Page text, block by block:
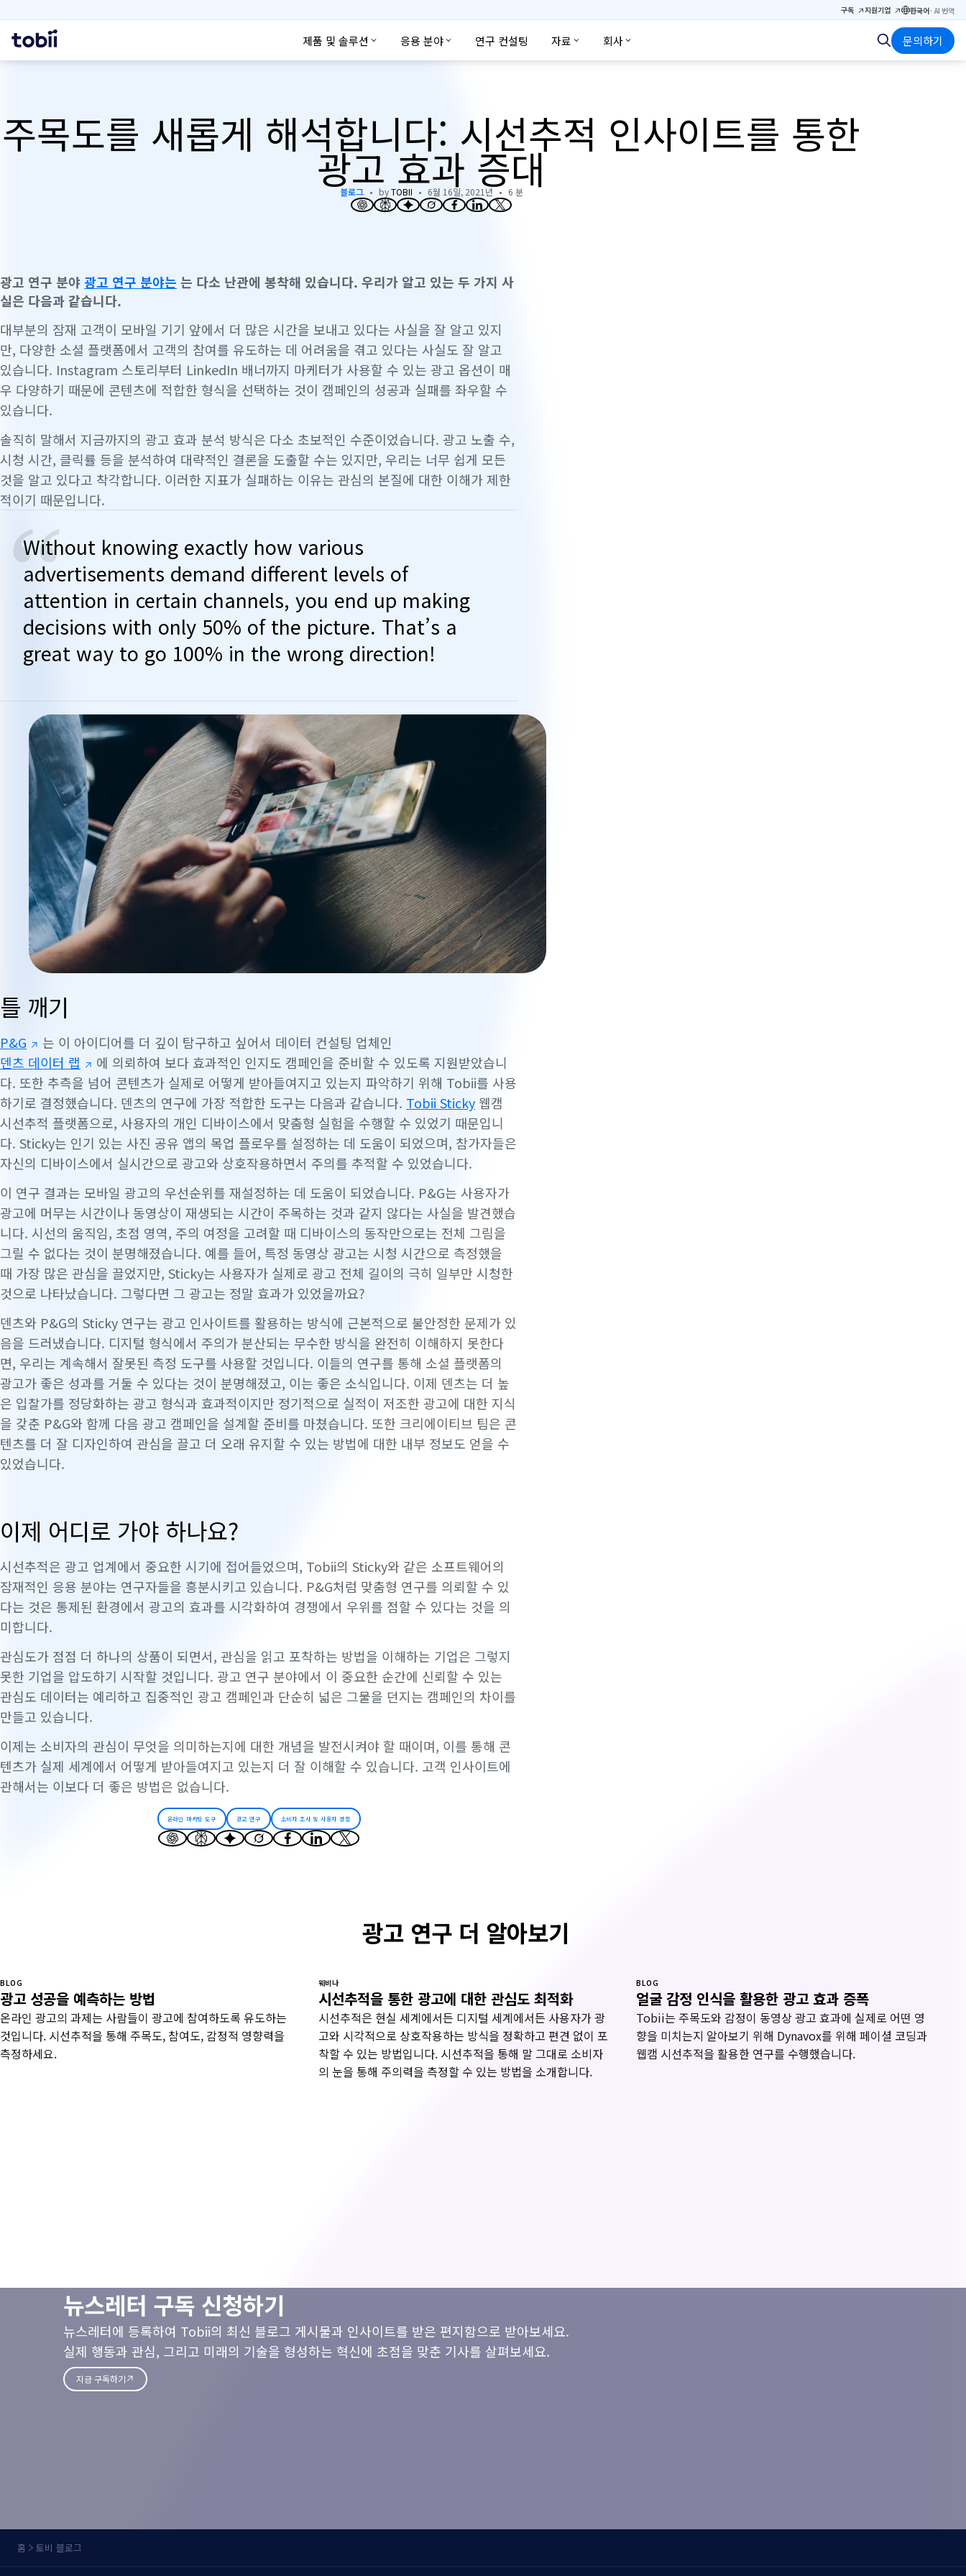
구독 지원기업 한국어· AI 번역
홈 제품 및 솔루션 응용 분야 연구 컨설팅 자료 회사
검색 문의하기
주목도를 새롭게 해석합니다: 시선추적 인사이트를 통한
광고 효과 증대
블로그 by TOBII 6월 16일, 2021년 6 분
광고 연구 분야 광고 연구 분야는 는 다소 난관에 봉착해 있습니다. 우리가 알고 있는 두 가지 사
실은 다음과 같습니다.
대부분의 잠재 고객이 모바일 기기 앞에서 더 많은 시간을 보내고 있다는 사실을 잘 알고 있지
만, 다양한 소셜 플랫폼에서 고객의 참여를 유도하는 데 어려움을 겪고 있다는 사실도 잘 알고
있습니다. Instagram 스토리부터 LinkedIn 배너까지 마케터가 사용할 수 있는 광고 옵션이 매
우 다양하기 때문에 콘텐츠에 적합한 형식을 선택하는 것이 캠페인의 성공과 실패를 좌우할 수
있습니다.
솔직히 말해서 지금까지의 광고 효과 분석 방식은 다소 초보적인 수준이었습니다. 광고 노출 수,
시청 시간, 클릭률 등을 분석하여 대략적인 결론을 도출할 수는 있지만, 우리는 너무 쉽게 모든
것을 알고 있다고 착각합니다. 이러한 지표가 실패하는 이유는 관심의 본질에 대한 이해가 제한
적이기 때문입니다.
“
Without knowing exactly how various
advertisements demand different levels of
attention in certain channels, you end up making
decisions with only 50% of the picture. That’s a
great way to go 100% in the wrong direction!
틀 깨기
P&G
는 이 아이디어를 더 깊이 탐구하고 싶어서 데이터 컨설팅 업체인
덴츠 데이터 랩
에 의뢰하여 보다 효과적인 인지도 캠페인을 준비할 수 있도록 지원받았습니
다. 또한 추측을 넘어 콘텐츠가 실제로 어떻게 받아들여지고 있는지 파악하기 위해 Tobii를 사용
하기로 결정했습니다. 덴츠의 연구에 가장 적합한 도구는 다음과 같습니다. Tobii Sticky 웹캠
시선추적 플랫폼으로, 사용자의 개인 디바이스에서 맞춤형 실험을 수행할 수 있었기 때문입니
다. Sticky는 인기 있는 사진 공유 앱의 목업 플로우를 설정하는 데 도움이 되었으며, 참가자들은
자신의 디바이스에서 실시간으로 광고와 상호작용하면서 주의를 추적할 수 있었습니다.
이 연구 결과는 모바일 광고의 우선순위를 재설정하는 데 도움이 되었습니다. P&G는 사용자가
광고에 머무는 시간이나 동영상이 재생되는 시간이 주목하는 것과 같지 않다는 사실을 발견했습
니다. 시선의 움직임, 초점 영역, 주의 여정을 고려할 때 디바이스의 동작만으로는 전체 그림을
그릴 수 없다는 것이 분명해졌습니다. 예를 들어, 특정 동영상 광고는 시청 시간으로 측정했을
때 가장 많은 관심을 끌었지만, Sticky는 사용자가 실제로 광고 전체 길이의 극히 일부만 시청한
것으로 나타났습니다. 그렇다면 그 광고는 정말 효과가 있었을까요?
덴츠와 P&G의 Sticky 연구는 광고 인사이트를 활용하는 방식에 근본적으로 불안정한 문제가 있
음을 드러냈습니다. 디지털 형식에서 주의가 분산되는 무수한 방식을 완전히 이해하지 못한다
면, 우리는 계속해서 잘못된 측정 도구를 사용할 것입니다. 이들의 연구를 통해 소셜 플랫폼의
광고가 좋은 성과를 거둘 수 있다는 것이 분명해졌고, 이는 좋은 소식입니다. 이제 덴츠는 더 높
은 입찰가를 정당화하는 광고 형식과 효과적이지만 정기적으로 실적이 저조한 광고에 대한 지식
을 갖춘 P&G와 함께 다음 광고 캠페인을 설계할 준비를 마쳤습니다. 또한 크리에이티브 팀은 콘
텐츠를 더 잘 디자인하여 관심을 끌고 더 오래 유지할 수 있는 방법에 대한 내부 정보도 얻을 수
있었습니다.
이제 어디로 가야 하나요?
시선추적은 광고 업계에서 중요한 시기에 접어들었으며, Tobii의 Sticky와 같은 소프트웨어의
잠재적인 응용 분야는 연구자들을 흥분시키고 있습니다. P&G처럼 맞춤형 연구를 의뢰할 수 있
다는 것은 통제된 환경에서 광고의 효과를 시각화하여 경쟁에서 우위를 점할 수 있다는 것을 의
미합니다.
관심도가 점점 더 하나의 상품이 되면서, 관심을 읽고 포착하는 방법을 이해하는 기업은 그렇지
못한 기업을 압도하기 시작할 것입니다. 광고 연구 분야에서 이 중요한 순간에 신뢰할 수 있는
관심도 데이터는 예리하고 집중적인 광고 캠페인과 단순히 넓은 그물을 던지는 캠페인의 차이를
만들고 있습니다.
이제는 소비자의 관심이 무엇을 의미하는지에 대한 개념을 발전시켜야 할 때이며, 이를 통해 콘
텐츠가 실제 세계에서 어떻게 받아들여지고 있는지 더 잘 이해할 수 있습니다. 고객 인사이트에
관해서는 이보다 더 좋은 방법은 없습니다.
온라인 마케팅 도구 광고 연구 소비자 조사 및 사용자 경험
광고 연구 더 알아보기
BLOG
광고 성공을 예측하는 방법
온라인 광고의 과제는 사람들이 광고에 참여하도록 유도하는
것입니다. 시선추적을 통해 주목도, 참여도, 감정적 영향력을
측정하세요.
웨비나
시선추적을 통한 광고에 대한 관심도 최적화
시선추적은 현실 세계에서든 디지털 세계에서든 사용자가 광
고와 시각적으로 상호작용하는 방식을 정확하고 편견 없이 포
착할 수 있는 방법입니다. 시선추적을 통해 말 그대로 소비자
의 눈을 통해 주의력을 측정할 수 있는 방법을 소개합니다.
BLOG
얼굴 감정 인식을 활용한 광고 효과 증폭
Tobii는 주목도와 감정이 동영상 광고 효과에 실제로 어떤 영
향을 미치는지 알아보기 위해 Dynavox를 위해 페이셜 코딩과
웹캠 시선추적을 활용한 연구를 수행했습니다.
뉴스레터 구독 신청하기
뉴스레터에 등록하여 Tobii의 최신 블로그 게시물과 인사이트를 받은 편지함으로 받아보세요.
실제 행동과 관심, 그리고 미래의 기술을 형성하는 혁신에 초점을 맞춘 기사를 살펴보세요.
지금 구독하기
홈 토비 블로그